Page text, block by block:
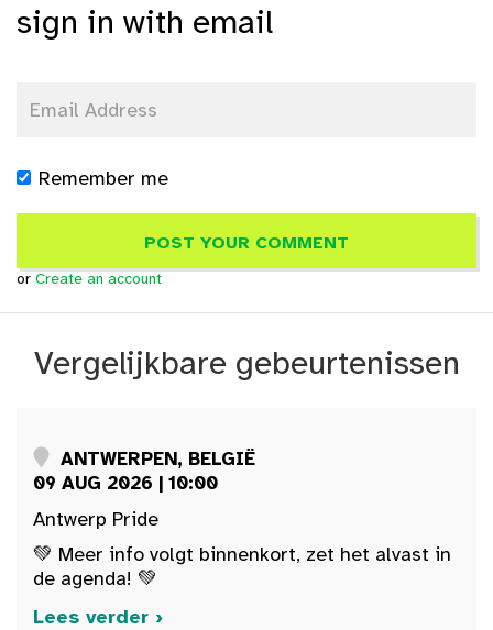
sign in with email
Remember me
or Create an account
Vergelijkbare gebeurtenissen
ANTWERPEN, BELGIË
09 AUG 2026 | 10:00
Antwerp Pride
💚 Meer info volgt binnenkort, zet het alvast in
de agenda! 💚
Lees verder ›